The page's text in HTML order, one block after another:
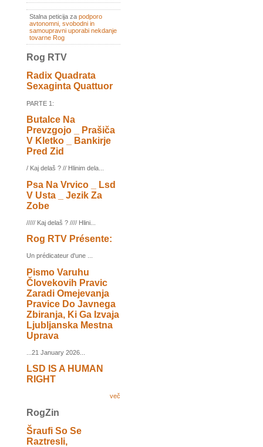
Stalna peticija za podporo
avtonomni, svobodni in
samoupravni uporabi nekdanje
tovarne Rog
Rog RTV
Radix Quadrata
Sexaginta Quattuor
PARTE 1:
Butalce Na
Prevzgojo _ Prašiča
V Kletko _ Bankirje
Pred Zid
/ Kaj delaš ? // Hlinim dela...
Psa Na Vrvico _ Lsd
V Usta _ Jezik Za
Zobe
///// Kaj delaš ? //// Hlini...
Rog RTV Présente:
Un prédicateur d'une ...
Pismo Varuhu
Človekovih Pravic
Zaradi Omejevanja
Pravice Do Javnega
Zbiranja, Ki Ga Izvaja
Ljubljanska Mestna
Uprava
...21 January 2026...
LSD IS A HUMAN
RIGHT
več
RogZin
Šraufi So Se
Raztresli,